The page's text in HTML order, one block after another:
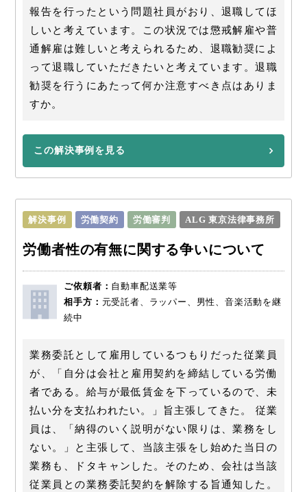
報告を行ったという問題社員がおり、退職してほ
しいと考えています。この状況では懲戒解雇や普
通解雇は難しいと考えられるため、退職勧奨によ
って退職していただきたいと考えています。退職
勧奨を行うにあたって何か注意すべき点はありま
すか。
この解決事例を見る
解決事例 労働契約 労働審判 ALG 東京法律事務所
労働者性の有無に関する争いについて
ご依頼者： 自動車配送業等
相手方： 元受託者、ラッパー、男性、音楽活動を継
続中
業務委託として雇用しているつもりだった従業員
が、「自分は会社と雇用契約を締結している労働
者である。給与が最低賃金を下っているので、未
払い分を支払われたい。」旨主張してきた。 従業
員は、「納得のいく説明がない限りは、業務をし
ない。」と主張して、当該主張をし始めた当日の
業務も、ドタキャンした。そのため、会社は当該
従業員との業務委託契約を解除する旨通知した。